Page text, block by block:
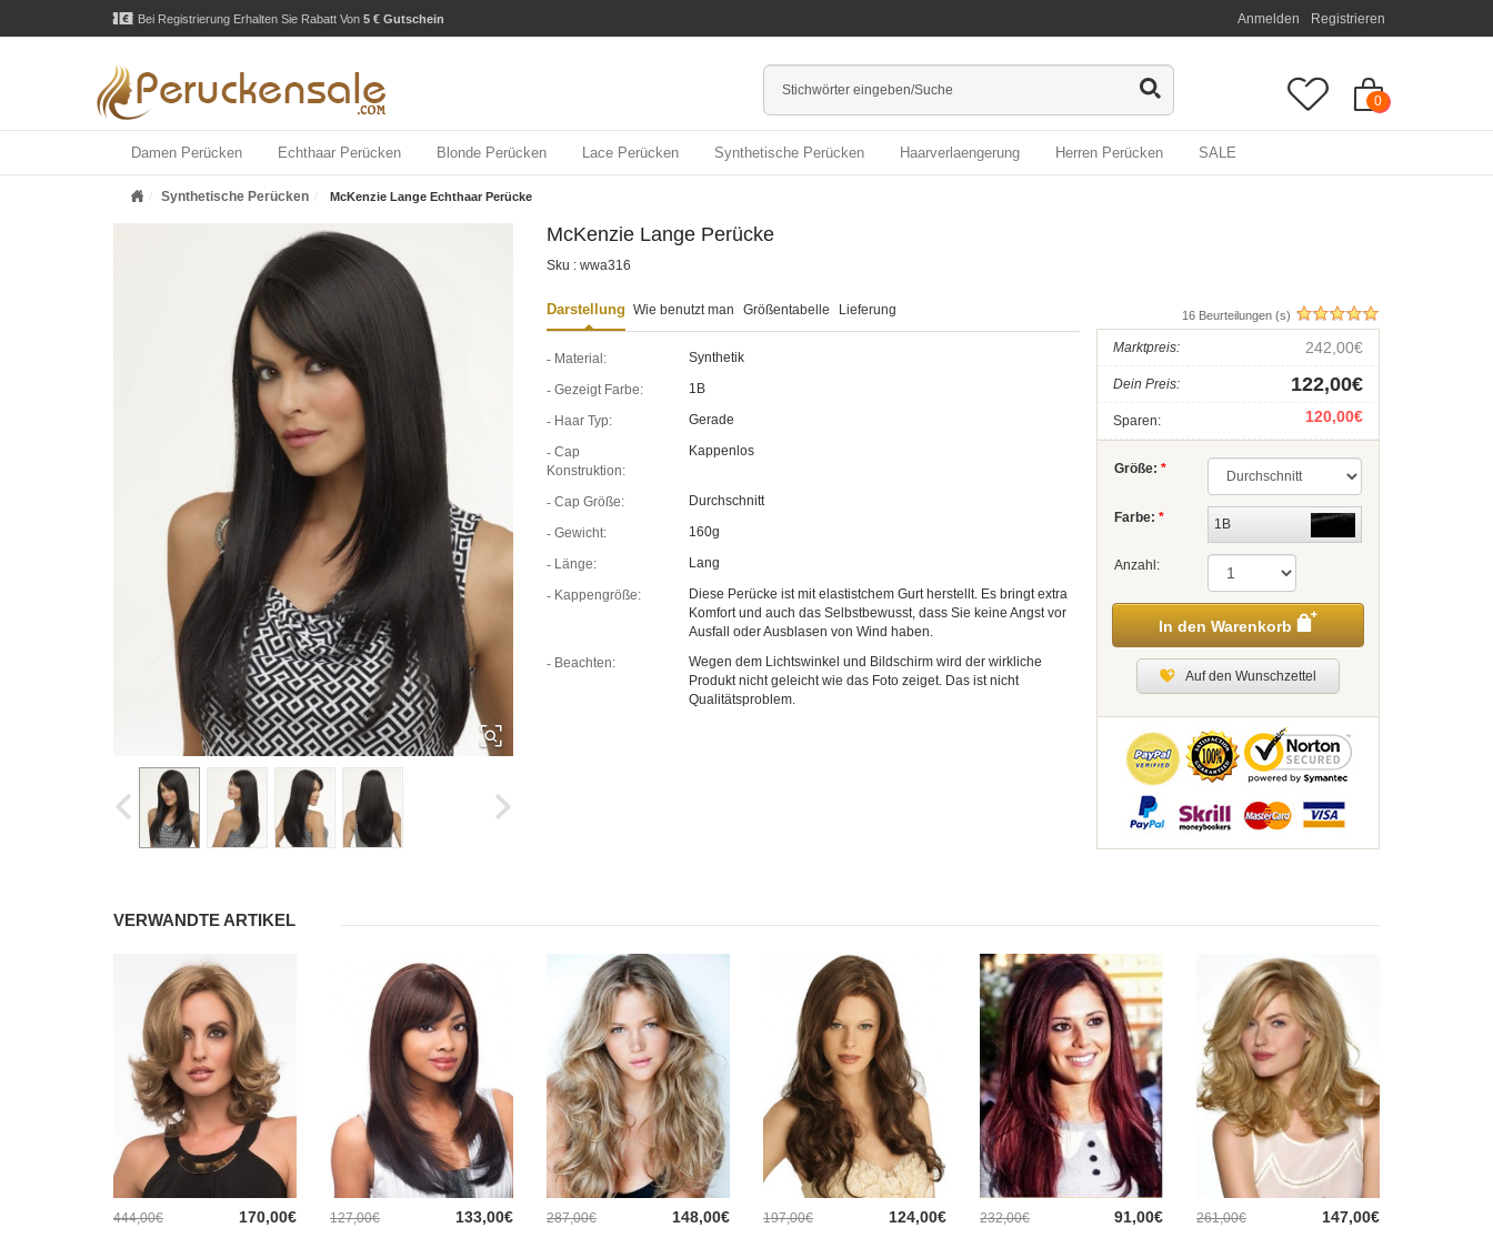
Bei Registrierung Erhalten Sie Rabatt Von 5 € Gutschein Anmelden Registrieren
0
Damen Perücken Echthaar Perücken Blonde Perücken Lace Perücken Synthetische Perücken Haarverlaengerung Herren Perücken SALE
Synthetische Perücken McKenzie Lange Echthaar Perücke
McKenzie Lange Perücke
Sku : wwa316
16 Beurteilungen (s)
Marktpreis: 242,00€
Dein Preis: 122,00€
Sparen: 120,00€
Größe: *
Farbe: * 1B
Anzahl:
In den Warenkorb
Auf den Wunschzettel
Darstellung Wie benutzt man Größentabelle Lieferung
Material: Synthetik
Gezeigt Farbe: 1B
Haar Typ: Gerade
Cap
Konstruktion:
Kappenlos
Cap Größe: Durchschnitt
Gewicht: 160g
Länge: Lang
Kappengröße:
Diese Perücke ist mit elastistchem Gurt herstellt. Es bringt extra
Komfort und auch das Selbstbewusst, dass Sie keine Angst vor
Ausfall oder Ausblasen von Wind haben.
Beachten:
Wegen dem Lichtswinkel und Bildschirm wird der wirkliche
Produkt nicht geleicht wie das Foto zeiget. Das ist nicht
Qualitätsproblem.
VERWANDTE ARTIKEL
444,00€ 170,00€ 127,00€ 133,00€ 287,00€ 148,00€ 197,00€ 124,00€ 232,00€ 91,00€ 261,00€ 147,00€